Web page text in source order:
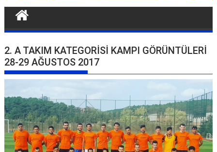
2. A TAKIM KATEGORISI KAMPI GÖRÜNTÜLERI
28-29 AĞUSTOS 2017